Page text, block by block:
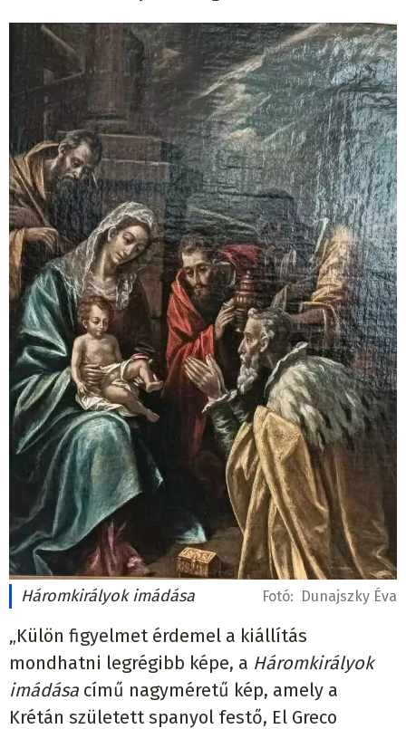
Háromkirályok imádása Fotó: Dunajszky Éva
„Külön figyelmet érdemel a kiállítás
mondhatni legrégibb képe, a Háromkirályok
imádása című nagyméretű kép, amely a
Krétán született spanyol festő, El Greco